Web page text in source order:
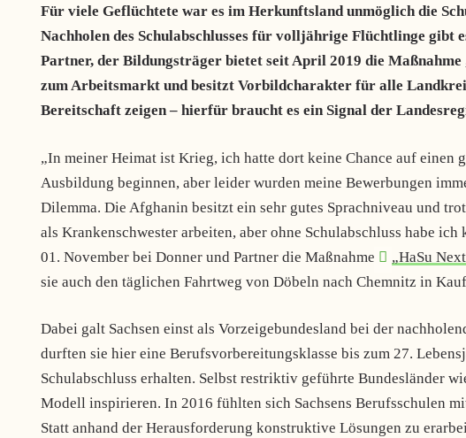
Für viele Geflüchtete war es im Herkunftsland unmöglich die
Nachholen des Schulabschlusses für volljährige Flüchtlinge gibt
Partner, der Bildungsträger bietet seit April 2019 die
zum Arbeitsmarkt und besitzt Vorbildcharakter für alle
Bereitschaft zeigen – hierfür braucht es ein Signal der
„In meiner Heimat ist Krieg, ich hatte dort keine Chance auf einen
Ausbildung beginnen, aber leider wurden meine Bewerbungen
Dilemma. Die Afghanin besitzt ein sehr gutes Sprachniveau und
als Krankenschwester arbeiten, aber ohne Schulabschluss habe
01. November bei Donner und Partner die Maßnahme
„HaSu
sie auch den täglichen Fahrtweg von Döbeln nach Chemnitz in
Dabei galt Sachsen einst als Vorzeigebundesland bei der
durften sie hier eine Berufsvorbereitungsklasse bis zum 27.
Schulabschluss erhalten. Selbst restriktiv geführte Bundesländer
Modell inspirieren. In 2016 fühlten sich Sachsens Berufsschulen
Statt anhand der Herausforderung konstruktive Lösungen zu